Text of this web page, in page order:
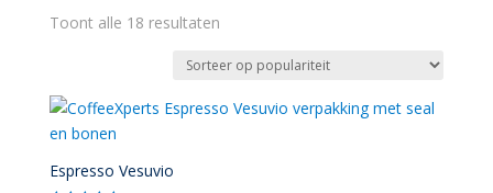
Toont alle 18 resultatenGesorteerd
populariteit
Espresso Vesuvio